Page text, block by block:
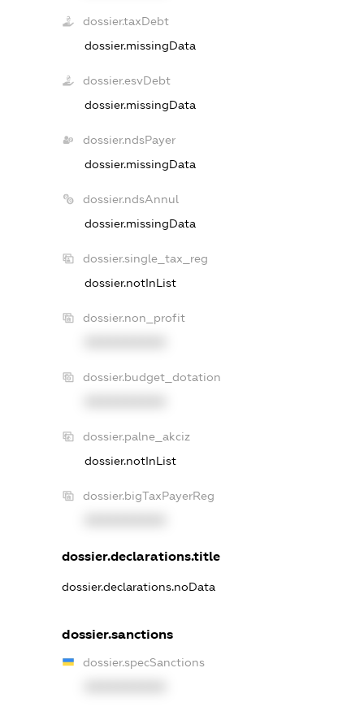
dossier.taxDebt
dossier.missingData
dossier.esvDebt
dossier.missingData
dossier.ndsPayer
dossier.missingData
dossier.ndsAnnul
dossier.missingData
dossier.single_tax_reg
dossier.notInList
dossier.non_profit
dossier.budget_dotation
dossier.palne_akciz
dossier.notInList
dossier.bigTaxPayerReg
dossier.declarations.title
dossier.declarations.noData
dossier.sanctions
dossier.specSanctions